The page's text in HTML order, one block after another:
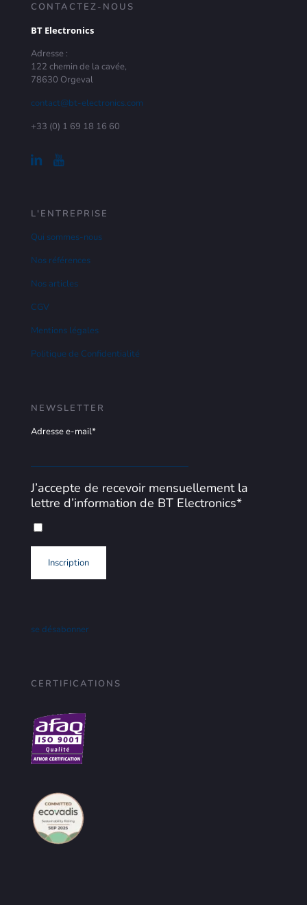
CONTACTEZ-NOUS
BT Electronics
Adresse :
122 chemin de la cavée,
78630 Orgeval
contact@bt-electronics.com
+33 (0) 1 69 18 16 60
L'ENTREPRISE
Qui sommes-nous
Nos références
Nos articles
CGV
Mentions légales
Politique de Confidentialité
NEWSLETTER
Adresse e-mail*
J’accepte de recevoir mensuellement la
lettre d’information de BT Electronics*
se désabonner
CERTIFICATIONS